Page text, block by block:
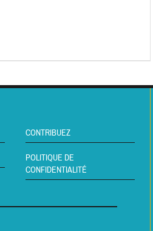
CONTRIBUEZ
POLITIQUE DE
CONFIDENTIALITÉ